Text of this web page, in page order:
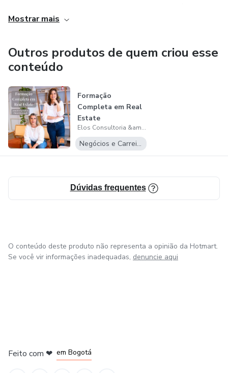
financeiramente a vida de milhares de pessoas e também
vida.
A jornada da Elos continua quando a empresa passa a
ampliar sua rede de parceiros, clientes, fornecedores e
colaboradores. Atualmente, conta com uma equipe
experiente e conectada aos seus valores.
A Elos preza por uma cultura humanizada de atendimento
ao cliente, o que reflete diariamente em suas práticas e
iniciativas internas e externas, conectando sempre seus
objetivos aos negócios de seus clientes.
Mostrar mais
Outros produtos de quem criou esse
conteúdo
Formação
Completa em Real
Estate
Elos Consultoria &amp; Gestão Imobiliária
Negócios e Carreira
Dúvidas frequentes
O conteúdo deste produto não representa a opinião da Hotmart.
Se você vir informações inadequadas, denuncie aqui
Feito com ❤ em Bogotá